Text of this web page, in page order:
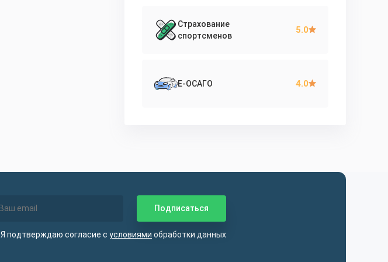
Страхование
спортсменов
5.0
Е-ОСАГО 4.0
Я подтверждаю согласие с условиями обработки данных